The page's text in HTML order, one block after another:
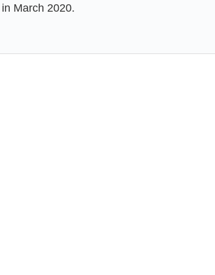
March 2020.